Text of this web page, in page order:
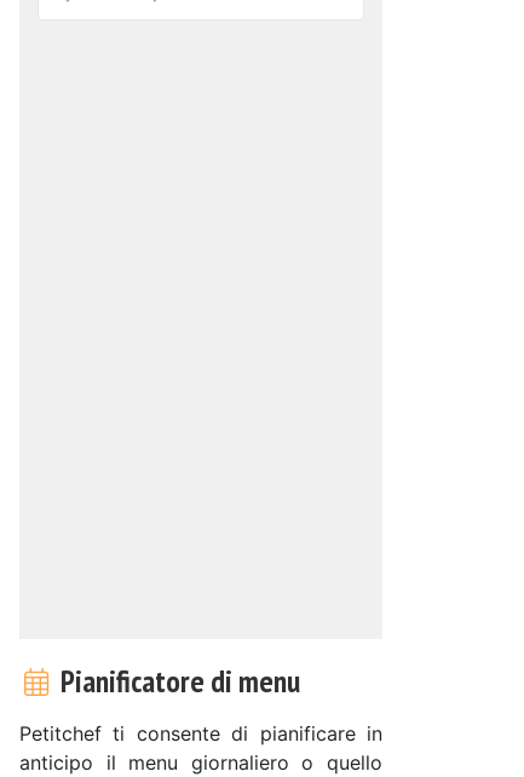
Pianificatore di menu
Petitchef ti consente di pianificare in
anticipo il menu giornaliero o quello